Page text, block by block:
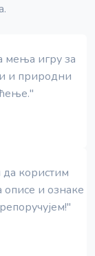
мења игру за
и природни
користим
и ознаке